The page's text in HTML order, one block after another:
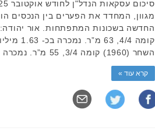
מגוון, המחדד את הפערים בין הנכסים
השחר (1960) קומה 3/4, 55 מ”ר. נמכרה …
קרא עוד »